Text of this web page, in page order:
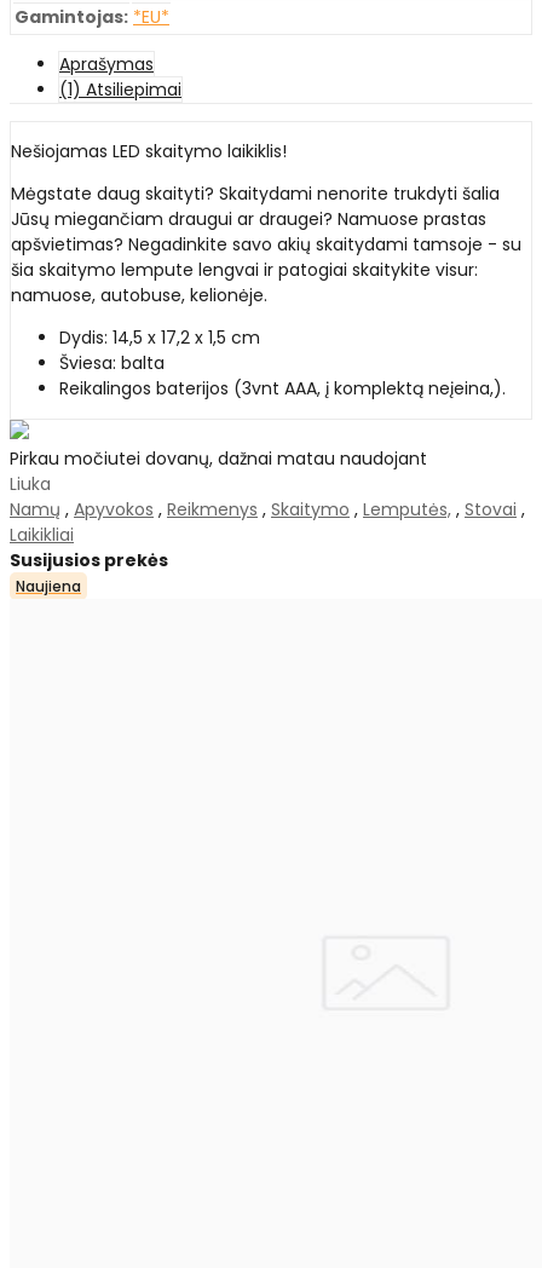
Gamintojas: *EU*
Aprašymas
(1) Atsiliepimai
Nešiojamas LED skaitymo laikiklis!
Mėgstate daug skaityti? Skaitydami nenorite trukdyti šalia
Jūsų miegančiam draugui ar draugei? Namuose prastas
apšvietimas? Negadinkite savo akių skaitydami tamsoje - su
šia skaitymo lempute lengvai ir patogiai skaitykite visur:
namuose, autobuse, kelionėje.
Dydis: 14,5 x 17,2 x 1,5 cm
Šviesa: balta
Reikalingos baterijos (3vnt AAA, į komplektą neįeina,).
Pirkau močiutei dovanų, dažnai matau naudojant
Liuka
Namų , Apyvokos , Reikmenys , Skaitymo , Lemputės, , Stovai ,
Laikikliai
Susijusios prekės
Naujiena